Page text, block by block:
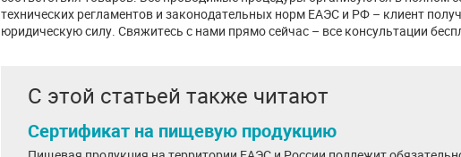
технических регламентов и законодательных норм ЕАЭС и РФ – клиент
юридическую силу. Свяжитесь с нами прямо сейчас – все консультации
С этой статьей также читают
Сертификат на пищевую продукцию